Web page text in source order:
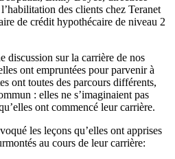
des clients chez Teranet
de crédit hypothécaire de niveau 2
discussion sur la carrière de nos
ont empruntées pour parvenir à
ont toutes des parcours différents,
: elles ne s’imaginaient pas
ont commencé leur carrière.
les leçons qu’elles ont apprises
au cours de leur carrière: